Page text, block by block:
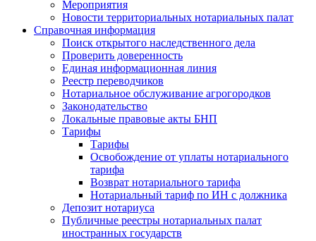
Мероприятия
Новости территориальных нотариальных палат
Справочная информация
Поиск открытого наследственного дела
Проверить доверенность
Единая информационная линия
Реестр переводчиков
Нотариальное обслуживание агрогородков
Законодательство
Локальные правовые акты БНП
Тарифы
Тарифы
Освобождение от уплаты нотариального
тарифа
Возврат нотариального тарифа
Нотариальный тариф по ИН с должника
Депозит нотариуса
Публичные реестры нотариальных палат
иностранных государств